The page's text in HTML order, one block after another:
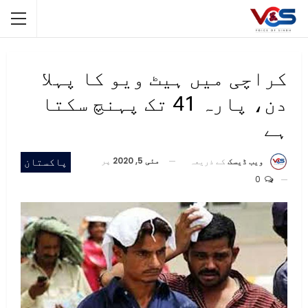
کراچی میں ہیٹ ویو کا پہلا
دن، پارہ 41 تک پہنچ سکتا
ہے
پاکستان ویب ڈیسک کے ذریعہ مئی 5, 2020
پر